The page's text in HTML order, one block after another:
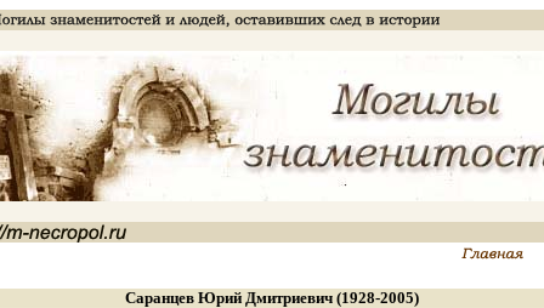
Саранцев Юрий Дмитриевич (1928-2005)